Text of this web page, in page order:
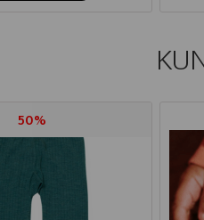
50%